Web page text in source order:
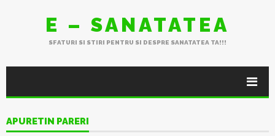
E – SANATATEA
SFATURI SI STIRI PENTRU SI DESPRE SANATATEA TA!!!
APURETIN PARERI